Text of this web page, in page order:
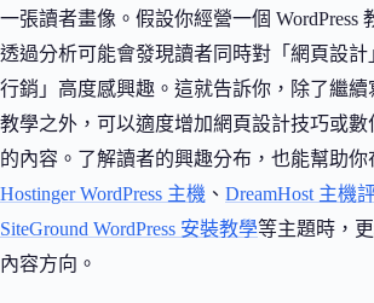
一張讀者畫像。假設你經營一個 WordPress
透過分析可能會發現讀者同時對「網頁設計
行銷」高度感興趣。這就告訴你，除了繼續
教學之外，可以適度增加網頁設計技巧或數
的內容。了解讀者的興趣分布，也能幫助你
Hostinger WordPress 主機 、 DreamHost 主機
SiteGround WordPress 安裝教學等主題時，
內容方向。